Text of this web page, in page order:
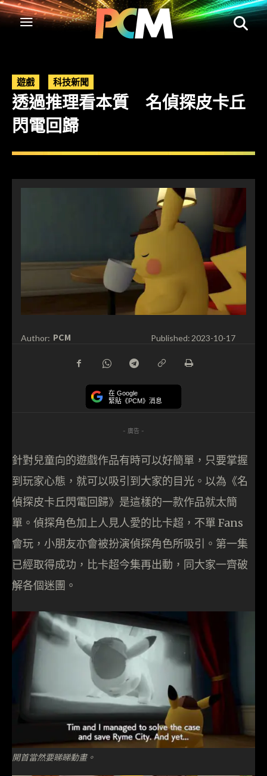
遊戲 科技新聞
透過推理看本質 名偵探皮卡丘
閃電回歸
Author: PCM Published: 2023-10-17
在 Google
緊貼《PCM》消息
- 廣告 -
針對兒童向的遊戲作品有時可以好簡單，只要掌握
到玩家心態，就可以吸引到大家的目光。以為《名
偵探皮卡丘閃電回歸》是這樣的一款作品就太簡
單。偵探角色加上人見人愛的比卡超，不單 Fans
會玩，小朋友亦會被扮演偵探角色所吸引。第一集
已經取得成功，比卡超今集再出動，同大家一齊破
解各個迷團。
開首當然要睇睇動畫。